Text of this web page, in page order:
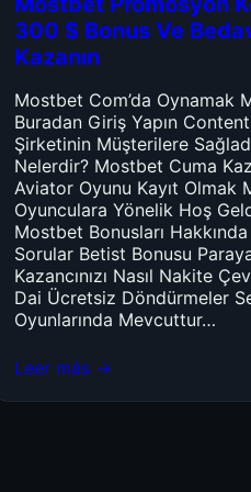
300 $ Bonus Ve
Kazanın
Mostbet Com’da Oynamak
Buradan Giriş Yapın
Şirketinin Müşterilere
Nelerdir? Mostbet Cuma
Aviator Oyunu Kayıt Olmak
Oyunculara Yönelik Hoş
Mostbet Bonusları
Sorular Betist Bonusu
Kazancınızı Nasıl Nakite
Dai Ücretsiz Döndürmeler
Oyunlarında Mevcuttur…
Leer más →